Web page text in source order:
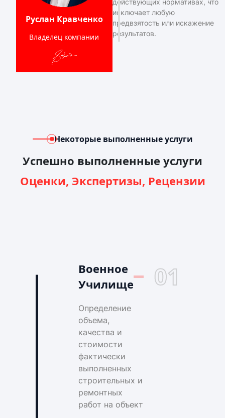
Руслан Кравченко
Владелец компании
действующих нормативах, что
исключает любую
предвзятость или искажение
результатов.
Некоторые выполненные услуги
Успешно выполненные услуги
Оценки, Экспертизы, Рецензии
Военное
Училище
01
Определение
объема,
качества и
стоимости
фактически
выполненных
строительных и
ремонтных
работ на объект